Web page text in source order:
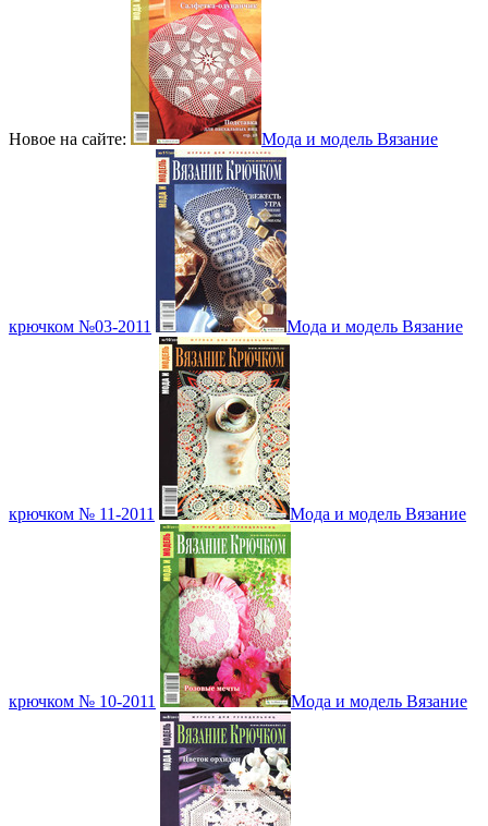
Новое на сайте: Мода и модель Вязание
крючком №03-2011 Мода и модель Вязание
крючком № 11-2011 Мода и модель Вязание
крючком № 10-2011 Мода и модель Вязание